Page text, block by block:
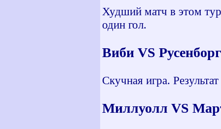
Худший матч в этом
один гол.
Виби VS
Скучная игра.
Миллуолл VS